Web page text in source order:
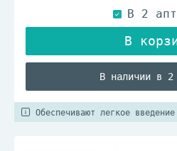
В наличии в 2
Обеспечивают легкое